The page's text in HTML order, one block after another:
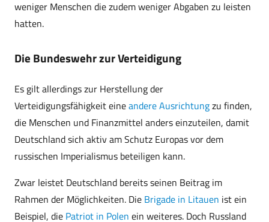
weniger Menschen die zudem weniger Abgaben zu leisten
hatten.
Die Bundeswehr zur Verteidigung
Es gilt allerdings zur Herstellung der
Verteidigungsfähigkeit eineandere Ausrichtungzu finden,
die Menschen und Finanzmittel anders einzuteilen, damit
Deutschland sich aktiv am Schutz Europas vor dem
russischen Imperialismus beteiligen kann.
Zwar leistet Deutschland bereits seinen Beitrag im
Rahmen der Möglichkeiten. Die Brigade in Litauen ist ein
Beispiel, die Patriot in Polen ein weiteres. Doch Russland